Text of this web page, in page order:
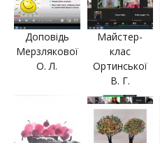
Доповідь
Мерзлякової
О. Л.
Майстер-
клас
Ортинської
В. Г.